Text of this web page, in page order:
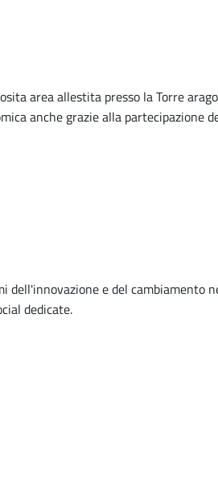
area allestita presso la Torre
anche grazie alla
e del cambiamento
dedicate.